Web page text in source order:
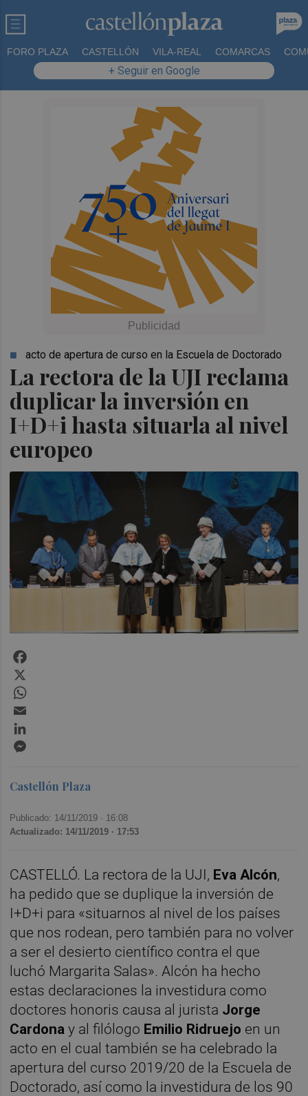
FORO PLAZA CASTELLÓN VILA-REAL COMARCAS
+ Seguir en Google
La rectora de la UJI reclama
duplicar la inversión en
I+D+i hasta situarla al nivel
europeo
acto de apertura de curso en la Escuela de Doctorado
Castellón Plaza
Publicado: 14/11/2019 · 16:08
Actualizado: 14/11/2019 · 17:53
CASTELLÓ. La rectora de la UJI, Eva Alcón,
ha pedido que se duplique la inversión de
I+D+i para «situarnos al nivel de los países
que nos rodean, pero también para no volver
a ser el desierto científico contra el que
luchó Margarita Salas». Alcón ha hecho
estas declaraciones la investidura como
doctores honoris causa al jurista Jorge
Cardona y al filólogo Emilio Ridruejo en un
acto en el cual también se ha celebrado la
apertura del curso 2019/20 de la Escuela de
Doctorado, así como la investidura de los 90